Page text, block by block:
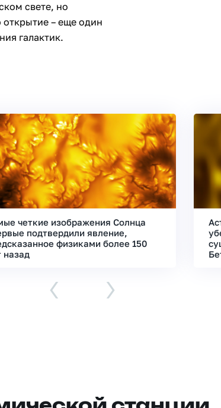
свете, но
открытие – еще один
галактик.
четкие изображения Солнца
подтвердили явление,
физиками более 150
назад
‹ ›